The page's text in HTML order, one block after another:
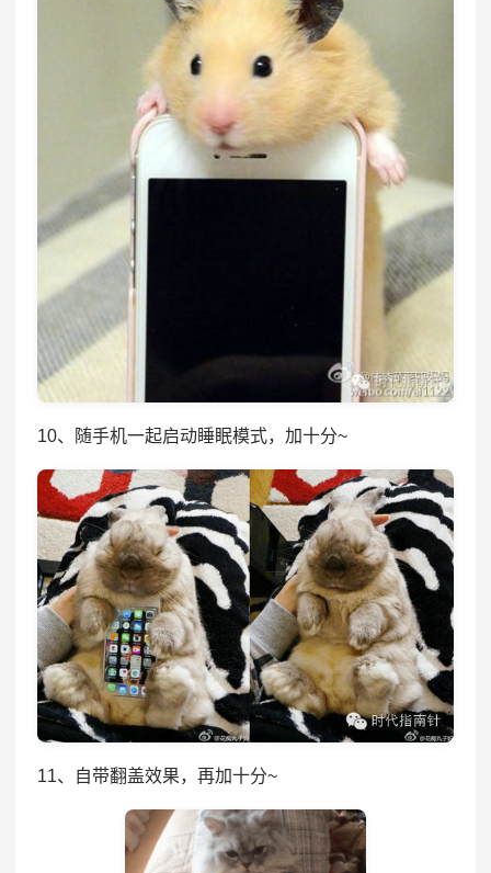
10、随手机一起启动睡眠模式，加十分~
11、自带翻盖效果，再加十分~